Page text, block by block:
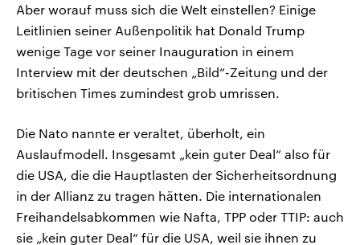
Aber worauf muss sich die Welt einstellen? Einige
Leitlinien seiner Außenpolitik hat Donald Trump
wenige Tage vor seiner Inauguration in einem
Interview mit der deutschen „Bild“-Zeitung und der
britischen Times zumindest grob umrissen.
Die Nato nannte er veraltet, überholt, ein
Auslaufmodell. Insgesamt „kein guter Deal“ also für
die USA, die die Hauptlasten der Sicherheitsordnung
in der Allianz zu tragen hätten. Die internationalen
Freihandelsabkommen wie Nafta, TPP oder TTIP: auch
sie „kein guter Deal“ für die USA, weil sie ihnen zu